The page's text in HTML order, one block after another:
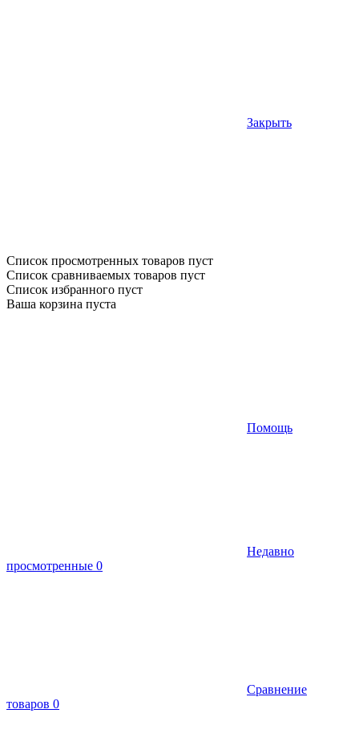
Закрыть
Список просмотренных товаров пуст
Список сравниваемых товаров пуст
Список избранного пуст
Ваша корзина пуста
Помощь
Недавно
просмотренные 0
Сравнение
товаров 0